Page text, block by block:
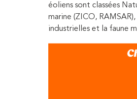
éoliens sont classées
marine (ZICO,
industrielles et la faune